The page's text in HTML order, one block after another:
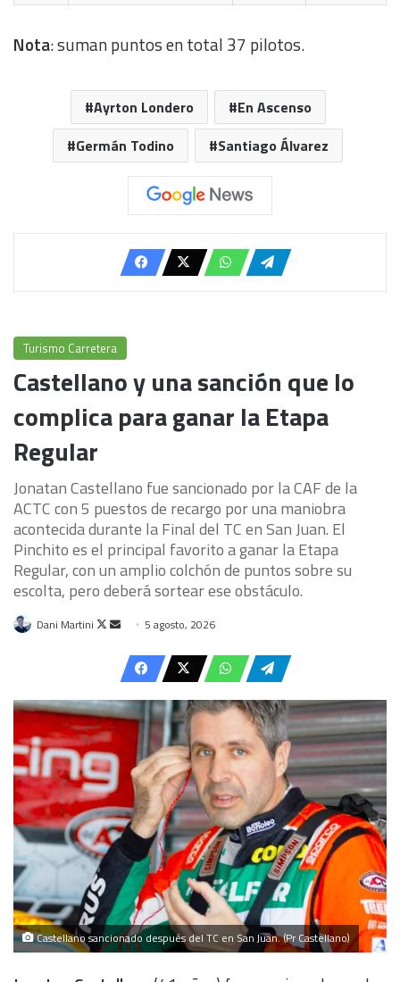
Nota: suman puntos en total 37 pilotos.
Ayrton Londero
En Ascenso
Germán Todino
Santiago Álvarez